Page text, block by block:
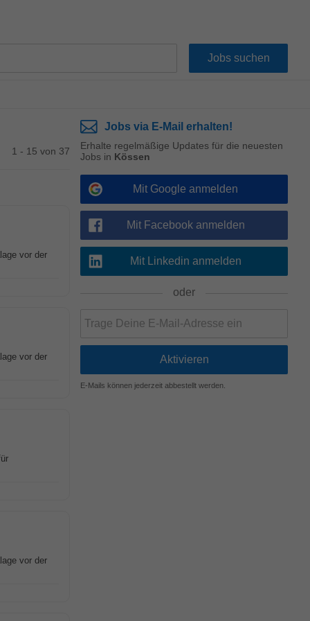
1 - 15 von 37
vor der
vor der
vor der
Jobs via E-Mail erhalten!
Erhalte regelmäßige Updates für die neuesten
Jobs in Kössen
Mit Google anmelden
Mit Facebook anmelden
Mit Linkedin anmelden
oder
E-Mails können jederzeit abbestellt werden.